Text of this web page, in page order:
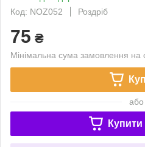
Код: NOZ052
Роздріб
75 ₴
Мінімальна сума замовлення на
або
Купити